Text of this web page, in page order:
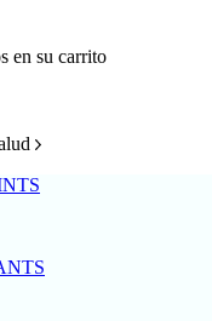
en su carrito